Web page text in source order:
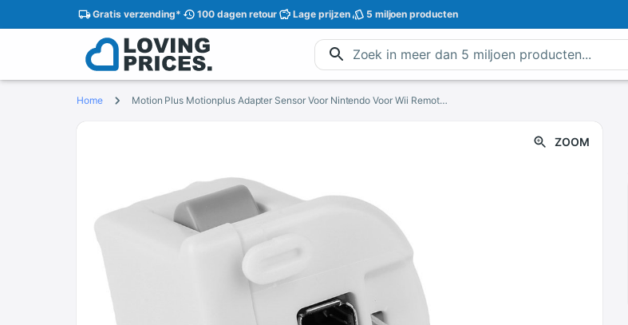
Gratisverzending* 100 dagenretour Lage prijzen 5 miljoen producten
Home Motion Plus Motionplus Adapter Sensor Voor Nintendo Voor Wii Remote Controller Wit
ZOOM